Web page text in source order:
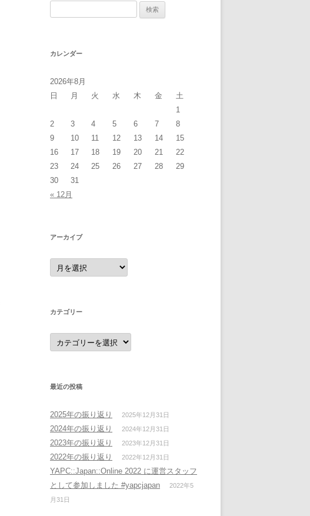
カレンダー
2026年8月
日
月 火 水 木 金
土
1
2
3 4 5 6 7
8
9
10 11 12 13 14
15
16
17 18 19 20 21
22
23
24 25 26 27 28
29
30
31
« 12月
アーカイブ
ア
ー
カ
カテゴリー
カ
テ
ゴ
最近の投稿
2025年の振り返り 2025年12月31日
2024年の振り返り 2024年12月31日
2023年の振り返り 2023年12月31日
2022年の振り返り 2022年12月31日
YAPC::Japan::Online 2022 に運営スタッフ
として参加しました #yapcjapan
2022年5
月31日